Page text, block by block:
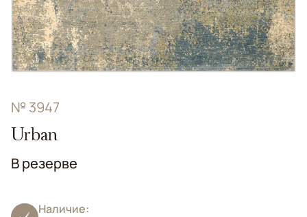
№ 3947
Urban
В резерве
Наличие: